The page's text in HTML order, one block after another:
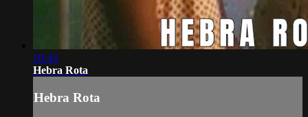
10:43
Hebra Rota
Hebra Rota